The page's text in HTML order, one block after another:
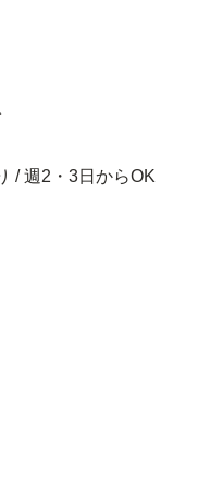
/ 週2・3日からOK